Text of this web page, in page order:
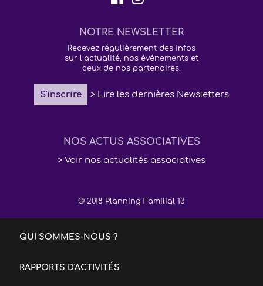
NOTRE NEWSLETTER
Recevez régulièrement des infos
sur l’actualité, nos événements et
ceux de nos partenaires.
S'inscrire > Lire les dernières Newsletters
NOS ACTUS ASSOCIATIVES
> Voir nos actualités associatives
© 2018 Planning Familial 13
QUI SOMMES-NOUS ?
RAPPORTS D'ACTIVITÉS